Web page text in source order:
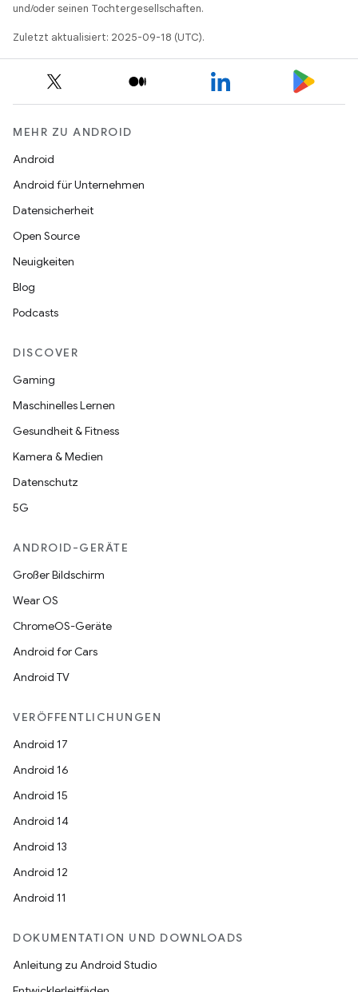
und/oder seinen Tochtergesellschaften.
Zuletzt aktualisiert: 2025-09-18 (UTC).
MEHR ZU ANDROID
Android
Android für Unternehmen
Datensicherheit
Open Source
Neuigkeiten
Blog
Podcasts
DISCOVER
Gaming
Maschinelles Lernen
Gesundheit & Fitness
Kamera & Medien
Datenschutz
5G
ANDROID-GERÄTE
Großer Bildschirm
Wear OS
ChromeOS-Geräte
Android for Cars
Android TV
VERÖFFENTLICHUNGEN
Android 17
Android 16
Android 15
Android 14
Android 13
Android 12
Android 11
DOKUMENTATION UND DOWNLOADS
Anleitung zu Android Studio